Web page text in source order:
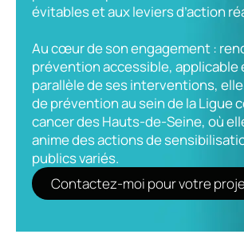
évitables et aux leviers d’action
Au cœur de son engagement :
prévention accessible, applicable
parallèle de ses interventions,
de prévention au sein de la Ligue
cancer des Hauts-de-Seine, où
anime des actions de
publics variés.
Contactez-moi pour votre